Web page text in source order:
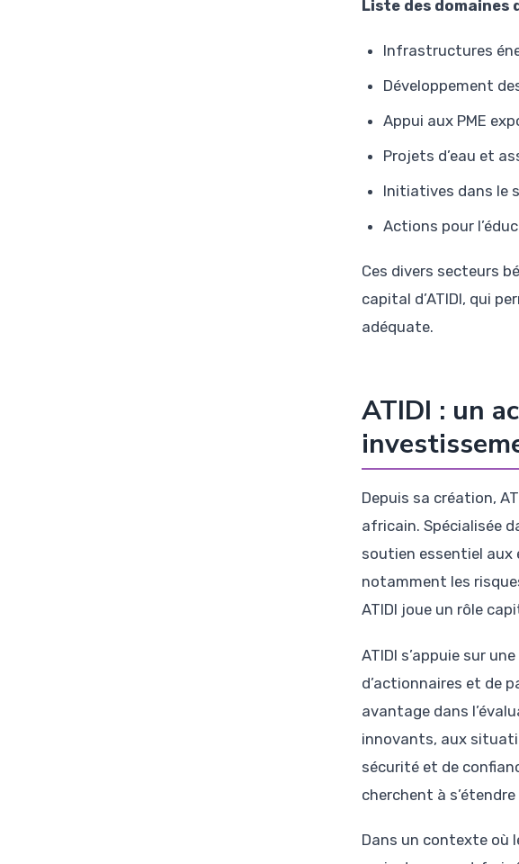
Liste des domaines
Infrastructures
Développement
Appui aux PME
Projets d’eau et
Initiatives dans le
Actions pour
Ces divers secteurs
capital d’ATIDI, qui
adéquate.
ATIDI : un
Depuis sa création,
africain. Spécialisée
soutien essentiel
notamment les
ATIDI joue un rôle
ATIDI s’appuie sur
d’actionnaires et de
avantage dans
innovants, aux
sécurité et de
cherchent à
Dans un contexte où